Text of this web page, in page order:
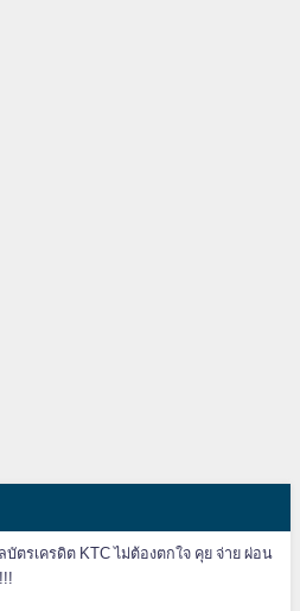
ตรเครดิต KTC ไม่ต้องตกใจ คุย จ่าย ผ่อน